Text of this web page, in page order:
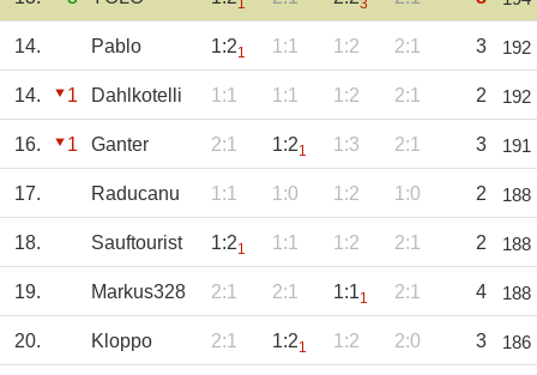
1 3
14. Pablo 1:21 1:1 1:2 2:1 3 192
14. 1 Dahlkotelli 1:1 1:1 1:2 2:1 2 192
16. 1 Ganter 2:1 1:21 1:3 2:1 3 191
17. Raducanu 1:1 1:0 1:2 1:0 2 188
18. Sauftourist 1:21 1:1 1:2 2:1 2 188
19. Markus328 2:1 2:1 1:11 2:1 4 188
20. Kloppo 2:1 1:21 1:2 2:0 3 186